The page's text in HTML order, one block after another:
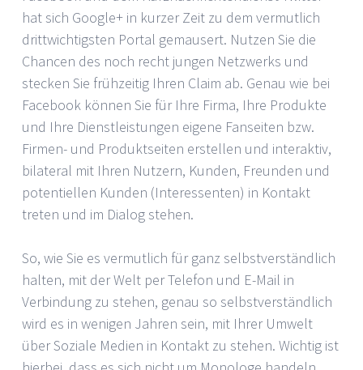
hat sich Google+ in kurzer Zeit zu dem vermutlich
drittwichtigsten Portal gemausert. Nutzen Sie die
Chancen des noch recht jungen Netzwerks und
stecken Sie frühzeitig Ihren Claim ab. Genau wie bei
Facebook können Sie für Ihre Firma, Ihre Produkte
und Ihre Dienstleistungen eigene Fanseiten bzw.
Firmen- und Produktseiten erstellen und interaktiv,
bilateral mit Ihren Nutzern, Kunden, Freunden und
potentiellen Kunden (Interessenten) in Kontakt
treten und im Dialog stehen.
So, wie Sie es vermutlich für ganz selbstverständlich
halten, mit der Welt per Telefon und E-Mail in
Verbindung zu stehen, genau so selbstverständlich
wird es in wenigen Jahren sein, mit Ihrer Umwelt
über Soziale Medien in Kontakt zu stehen. Wichtig ist